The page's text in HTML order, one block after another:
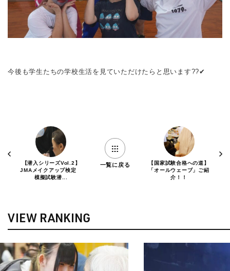
今後も学生たちの学校生活を見ていただけたらと思います?️?️✔
【潜入シリーズVol.2】
JMAメイクアップ検定
模擬試験潜...
一覧に戻る
【国家試験合格への道】
「オールウェーブ」ご紹
介！！
VIEW RANKING